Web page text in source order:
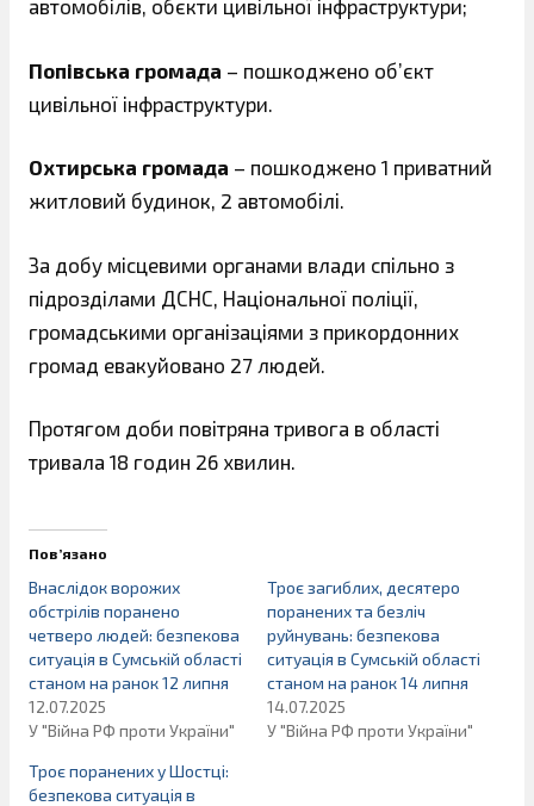
автомобілів, обєкти цивільної інфраструктури;
Попівська громада – пошкоджено об’єкт
цивільної інфраструктури.
Охтирська громада – пошкоджено 1 приватний
житловий будинок, 2 автомобілі.
За добу місцевими органами влади спільно з
підрозділами ДСНС, Національної поліції,
громадськими організаціями з прикордонних
громад евакуйовано 27 людей.
Протягом доби повітряна тривога в області
тривала 18 годин 26 хвилин.
Пов’язано
Внаслідок ворожих
обстрілів поранено
четверо людей: безпекова
ситуація в Сумській області
станом на ранок 12 липня
12.07.2025
У "Війна РФ проти України"
Троє загиблих, десятеро
поранених та безліч
руйнувань: безпекова
ситуація в Сумській області
станом на ранок 14 липня
14.07.2025
У "Війна РФ проти України"
Троє поранених у Шостці:
безпекова ситуація в